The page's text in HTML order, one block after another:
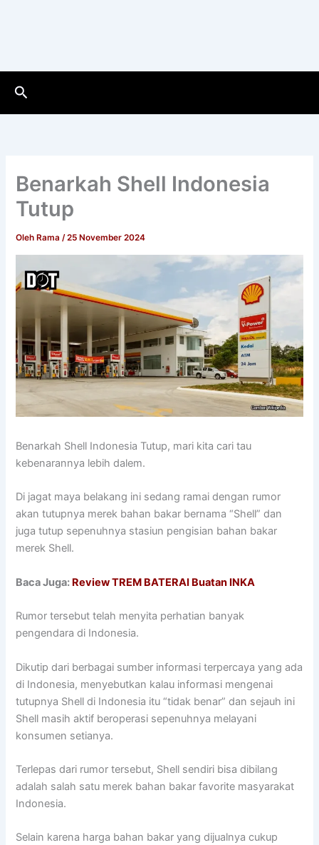
Cari
Benarkah Shell Indonesia
Tutup
Oleh Rama/25 November 2024
Benarkah Shell Indonesia Tutup, mari kita cari tau
kebenarannya lebih dalem.
Di jagat maya belakang ini sedang ramai dengan rumor
akan tutupnya merek bahan bakar bernama “Shell” dan
juga tutup sepenuhnya stasiun pengisian bahan bakar
merek Shell.
Baca Juga: Review TREM BATERAI Buatan INKA
Rumor tersebut telah menyita perhatian banyak
pengendara di Indonesia.
Dikutip dari berbagai sumber informasi terpercaya yang ada
di Indonesia, menyebutkan kalau informasi mengenai
tutupnya Shell di Indonesia itu “tidak benar” dan sejauh ini
Shell masih aktif beroperasi sepenuhnya melayani
konsumen setianya.
Terlepas dari rumor tersebut, Shell sendiri bisa dibilang
adalah salah satu merek bahan bakar favorite masyarakat
Indonesia.
Selain karena harga bahan bakar yang dijualnya cukup